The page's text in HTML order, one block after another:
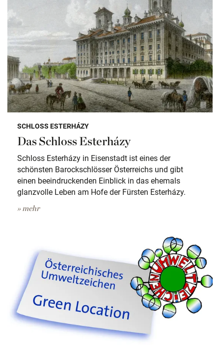
SCHLOSS ESTERHÁZY
Das Schloss Esterházy
Schloss Esterházy in Eisenstadt ist eines der
schönsten Barockschlösser Österreichs und gibt
einen beeindruckenden Einblick in das ehemals
glanzvolle Leben am Hofe der Fürsten Esterházy.
» mehr